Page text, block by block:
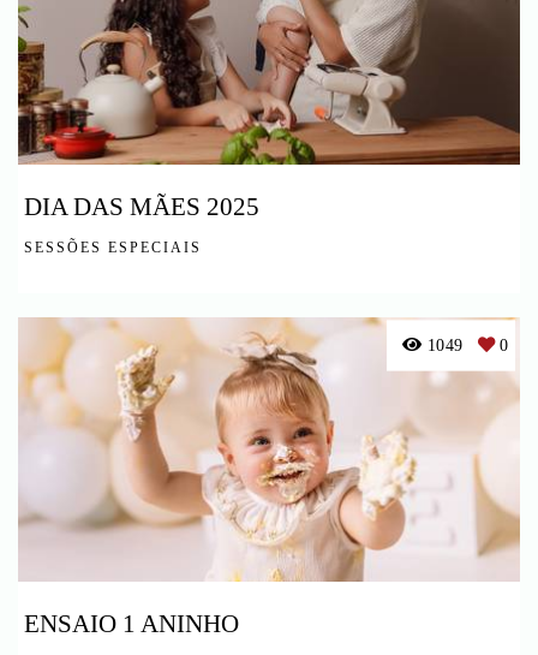
DIA DAS MÃES 2025
SESSÕES ESPECIAIS
ENSAIO 1 ANINHO
1049 0